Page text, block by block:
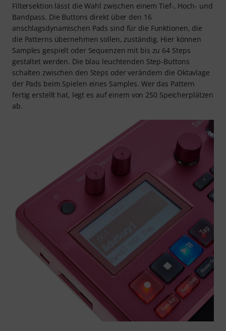
Filtersektion lässt die Wahl zwischen einem Tief-, Hoch- und
Bandpass. Die Buttons direkt über den 16
anschlagsdynamischen Pads sind für die Funktionen, die
die Patterns übernehmen sollen, zuständig. Hier können
Samples gespielt oder Sequenzen mit bis zu 64 Steps
gestaltet werden. Die blau leuchtenden Step-Buttons
schalten zwischen den Steps oder verändern die Oktavlage
der Pads beim Spielen eines Samples. Wer das Pattern
fertig erstellt hat, legt es auf einem von 250 Speicherplätzen
ab.